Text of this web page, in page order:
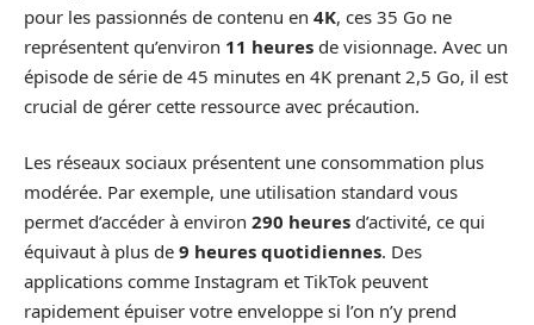
pour les passionnés de contenu en 4K, ces 35 Go ne
représentent qu’environ 11 heures de visionnage. Avec un
épisode de série de 45 minutes en 4K prenant 2,5 Go, il est
crucial de gérer cette ressource avec précaution.
Les réseaux sociaux présentent une consommation plus
modérée. Par exemple, une utilisation standard vous
permet d’accéder à environ 290 heures d’activité, ce qui
équivaut à plus de 9 heures quotidiennes. Des
applications comme Instagram et TikTok peuvent
rapidement épuiser votre enveloppe si l’on n’y prend